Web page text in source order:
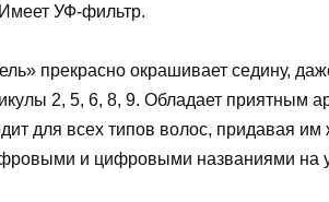
УФ-фильтр.
прекрасно окрашивает седину,
2, 5, 6, 8, 9. Обладает приятным
для всех типов волос, придавая им
и цифровыми названиями на